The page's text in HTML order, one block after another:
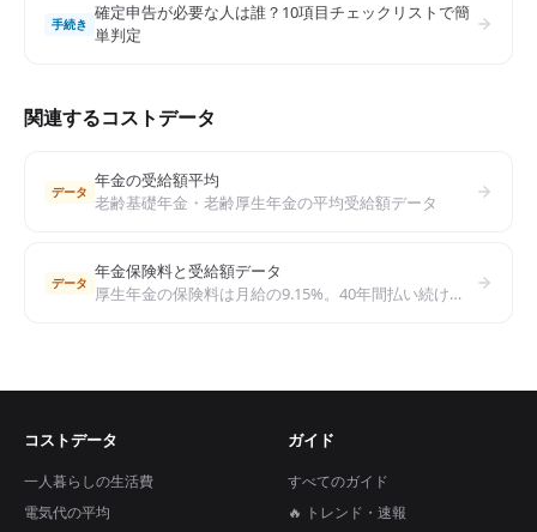
手続き
確定申告が必要な人は誰？10項目チェックリストで簡
単判定
関連するコストデータ
データ
年金の受給額平均
老齢基礎年金・老齢厚生年金の平均受給額データ
データ
年金保険料と受給額データ
厚生年金の保険料は月給の9.15%。40年間払い続けるといくらもらえる？年収別の年金受給額シミュレーションと老後対策
コストデータ
一人暮らしの生活費
電気代の平均
ガイド
すべてのガイド
🔥 トレンド・速報